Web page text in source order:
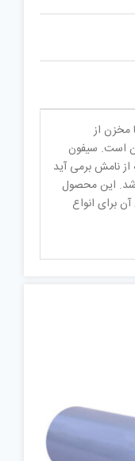
مخزن از
است. سیفون
نامش برمی آید
این محصول
برای انواع